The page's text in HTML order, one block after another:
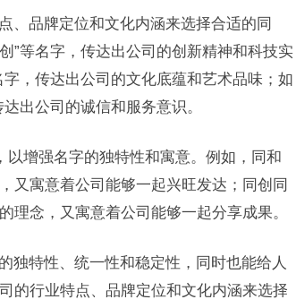
、品牌定位和文化内涵来选择合适的同
”等名字，传达出公司的创新精神和科技实
，传达出公司的文化底蕴和艺术品味；如
出公司的诚信和服务意识。
增强名字的独特性和寓意。例如，同和
又寓意着公司能够一起兴旺发达；同创同
理念，又寓意着公司能够一起分享成果。
独特性、统一性和稳定性，同时也能给人
的行业特点、品牌定位和文化内涵来选择